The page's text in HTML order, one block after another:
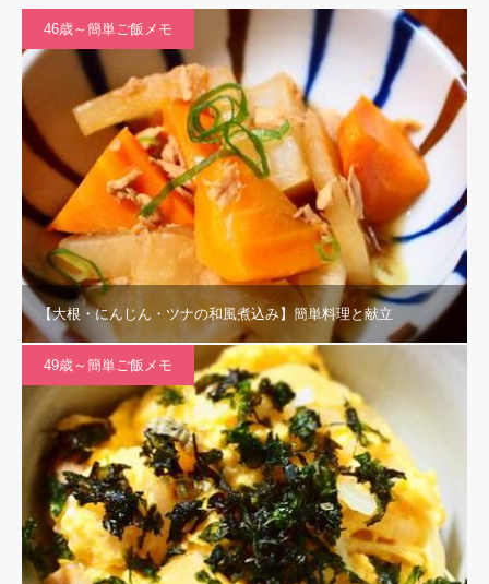
46歳～簡単ご飯メモ
【大根・にんじん・ツナの和風煮込み】簡単料理と献立
49歳～簡単ご飯メモ